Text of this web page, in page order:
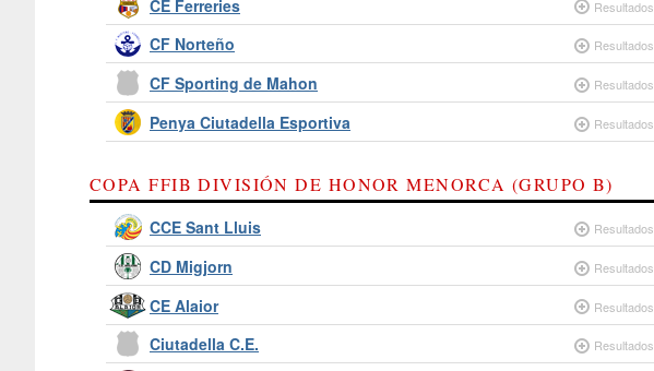
Resultados
CE Ferreries
Resultados
CF Norteño
Resultados
CF Sporting de Mahon
Resultados
Penya Ciutadella Esportiva
COPA FFIB DIVISIÓN DE HONOR MENORCA (GRUPO B)
Resultados
CCE Sant Lluis
Resultados
CD Migjorn
Resultados
CE Alaior
Resultados
Ciutadella C.E.